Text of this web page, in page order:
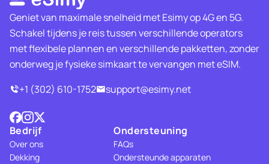
Geniet van maximale snelheid met Esimy op 4G en 5G.
Schakel tijdens je reis tussen verschillende operators
met flexibele plannen en verschillende pakketten, zonder
onderweg je fysieke simkaart te vervangen met eSIM.
+1 (302) 610-1752
support@esimy.net
Bedrijf
Over ons
Dekking
Ondersteuning
FAQs
Ondersteunde apparaten